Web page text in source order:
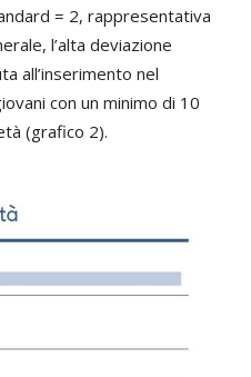
= 2, rappresentativa
l’alta deviazione
all’inserimento nel
con un minimo di 10
(grafico 2).